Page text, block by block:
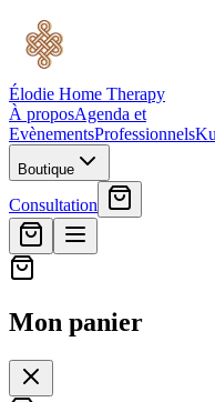
Élodie Home Therapy
À proposAgenda et
EvènementsProfessionnels
Boutique
Consultation
Mon panier